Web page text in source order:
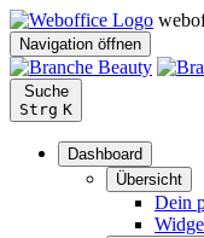
Navigation öffnen
Suche
Strg K
Dashboard
Übersicht
Dein